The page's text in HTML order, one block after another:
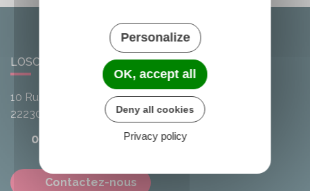
LOSCOUËT-SUR-MEU
10 Rue de l'Avenir
22230
Loscouët-sur-Meu
02 96 25 20 68
Contactez-nous
Personalize
OK, accept all
Deny all cookies
Privacy policy